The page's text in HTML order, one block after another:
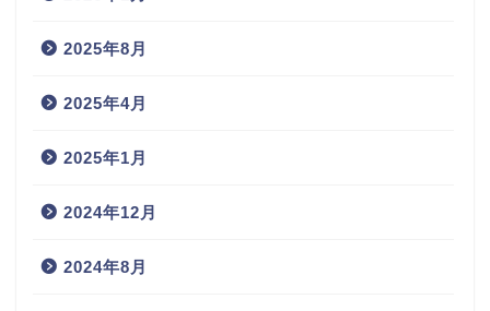
2025年8月
2025年4月
2025年1月
2024年12月
2024年8月